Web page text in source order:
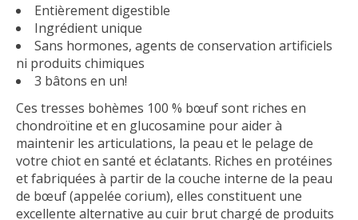
Entièrement digestible
Ingrédient unique
Sans hormones, agents de conservation artificiels
ni produits chimiques
3 bâtons en un!
Ces tresses bohèmes 100 % bœuf sont riches en
chondroïtine et en glucosamine pour aider à
maintenir les articulations, la peau et le pelage de
votre chiot en santé et éclatants. Riches en protéines
et fabriquées à partir de la couche interne de la peau
de bœuf (appelée corium), elles constituent une
excellente alternative au cuir brut chargé de produits